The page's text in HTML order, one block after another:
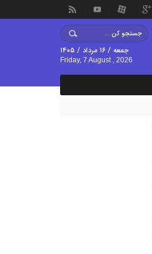
جمعه / ۱۶ مرداد / ۱۴۰۵
Friday, 7 August , 2026